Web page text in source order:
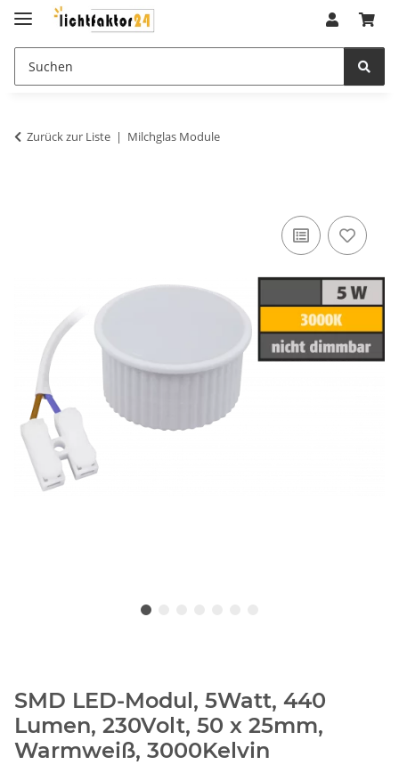
Zurück zur Liste Milchglas Module
SMD LED-Modul, 5Watt, 440
Lumen, 230Volt, 50 x 25mm,
Warmweiß, 3000Kelvin